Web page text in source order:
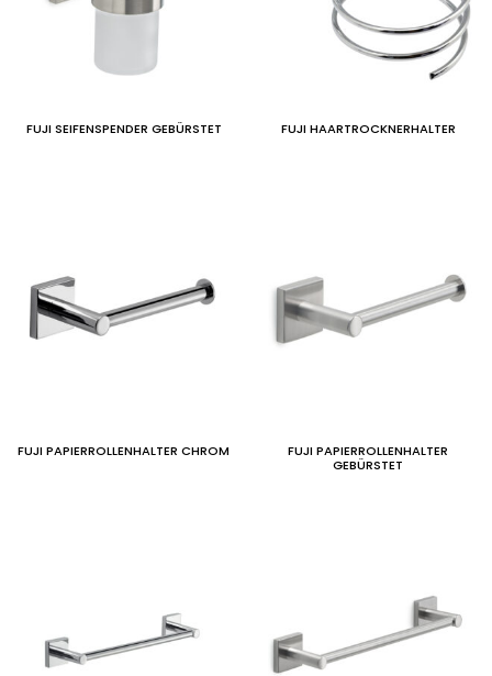
FUJI SEIFENSPENDER GEBÜRSTET FUJI HAARTROCKNERHALTER
FUJI PAPIERROLLENHALTER CHROM
FUJI PAPIERROLLENHALTER
GEBÜRSTET